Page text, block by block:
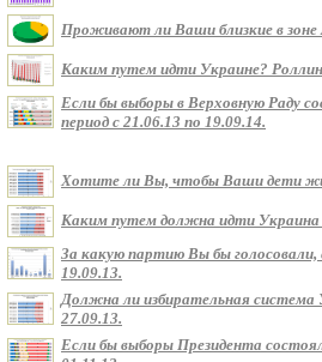
Проживают ли Ваши близкие в зоне
Каким путем идти Украине?
Если бы выборы в Верховную Раду
период с 21.06.13 по 19.09.14.
Хотите ли Вы, чтобы Ваши дети
Каким путем должна идти Украина
За какую партию Вы бы голосовали,
19.09.13.
Должна ли избирательная система
27.09.13.
Если бы выборы Президента